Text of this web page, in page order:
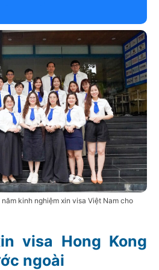
kinh nghiệm xin visa Việt Nam cho
visa Hong Kong
ngoài